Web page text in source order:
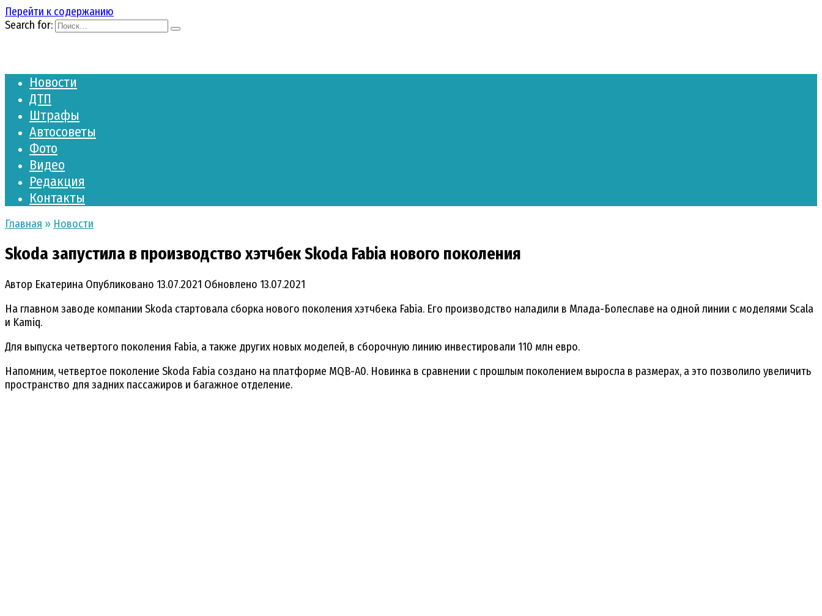
Перейти к содержанию
Search for:
Новости
ДТП
Штрафы
Автосоветы
Фото
Видео
Редакция
Контакты
Главная » Новости
Skoda запустила в производство хэтчбек Skoda Fabia нового поколения
Автор Екатерина Опубликовано 13.07.2021 Обновлено 13.07.2021
На главном заводе компании Skoda стартовала сборка нового поколения хэтчбека Fabia. Его производство наладили в Млада-Болеславе на одной линии с моделями Scala
и Kamiq.
Для выпуска четвертого поколения Fabia, а также других новых моделей, в сборочную линию инвестировали 110 млн евро.
Напомним, четвертое поколение Skoda Fabia создано на платформе MQB-A0. Новинка в сравнении с прошлым поколением выросла в размерах, а это позволило увеличить
пространство для задних пассажиров и багажное отделение.